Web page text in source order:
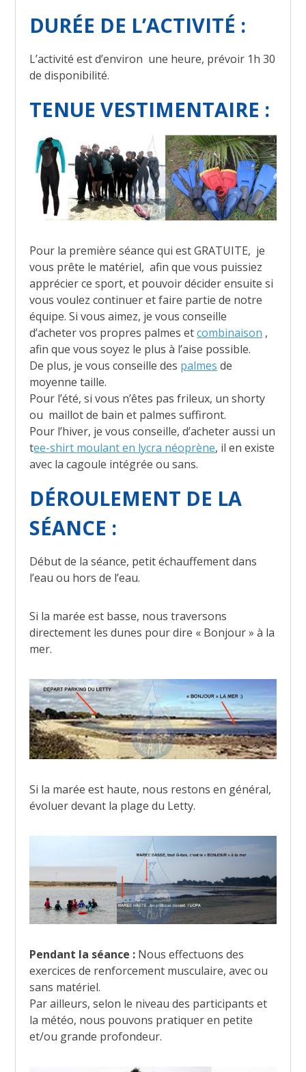
DURÉE DE L’ACTIVITÉ :
L’activité est d’environ une heure, prévoir 1h 30
de disponibilité.
TENUE VESTIMENTAIRE :
Pour la première séance qui est GRATUITE, je
vous prête le matériel, afin que vous puissiez
apprécier ce sport, et pouvoir décider ensuite si
vous voulez continuer et faire partie de notre
équipe. Si vous aimez, je vous conseille
d’acheter vos propres palmes etcombinaison ,
afin que vous soyez le plus à l’aise possible.
De plus, je vous conseille des palmes de
moyenne taille.
Pour l’été, si vous n’êtes pas frileux, un shorty
ou maillot de bain et palmes suffiront.
Pour l’hiver, je vous conseille, d’acheter aussi un
tee-shirt moulant en lycra néoprène, il en existe
avec la cagoule intégrée ou sans.
DÉROULEMENT DE LA
SÉANCE :
Début de la séance, petit échauffement dans
l’eau ou hors de l’eau.
Si la marée est basse, nous traversons
directement les dunes pour dire « Bonjour » à la
mer.
Si la marée est haute, nous restons en général,
évoluer devant la plage du Letty.
Pendant la séance : Nous effectuons des
exercices de renforcement musculaire, avec ou
sans matériel.
Par ailleurs, selon le niveau des participants et
la météo, nous pouvons pratiquer en petite
et/ou grande profondeur.